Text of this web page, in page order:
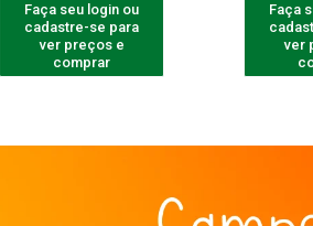
Faça seu login ou
cadastre-se para
ver preços e
comprar
Faça
ver